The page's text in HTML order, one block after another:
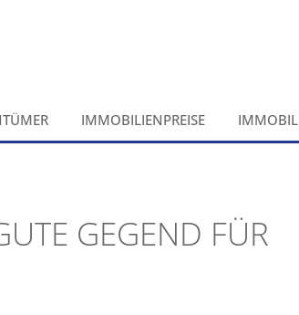
IMMOBILIENPREISE
GEGEND FÜR